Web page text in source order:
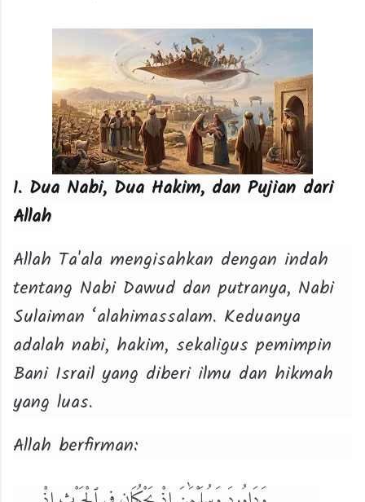
1. Dua Nabi, Dua Hakim, dan Pujian dari
Allah
Allah Ta'ala mengisahkan dengan indah
tentang Nabi Dawud dan putranya, Nabi
Sulaiman ‘alahimassalam. Keduanya
adalah nabi, hakim, sekaligus pemimpin
Bani Israil yang diberi ilmu dan hikmah
yang luas.
Allah berfirman: